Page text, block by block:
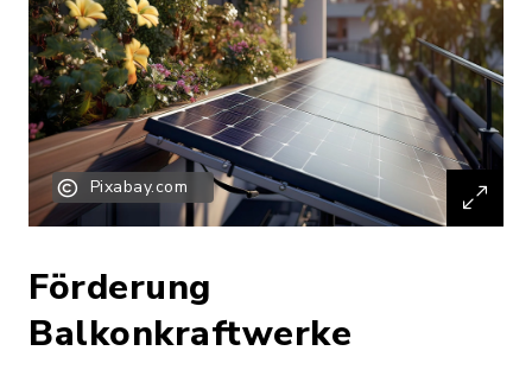
Pixabay.com
Förderung
Balkonkraftwerke